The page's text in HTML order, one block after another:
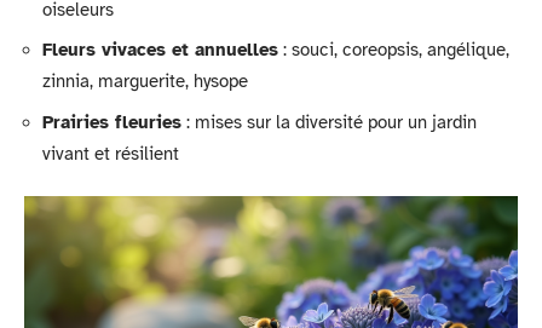
oiseleurs
Fleurs vivaces et annuelles : souci, coreopsis, angélique,
zinnia, marguerite, hysope
Prairies fleuries : mises sur la diversité pour un jardin
vivant et résilient